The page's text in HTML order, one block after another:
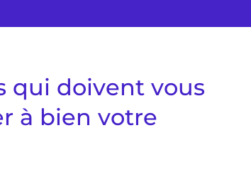
qui doivent vous
à bien votre